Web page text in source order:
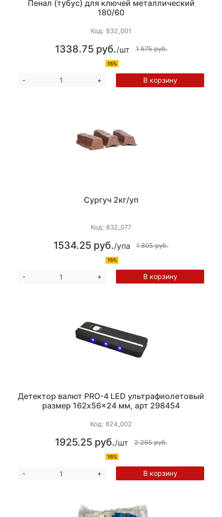
Пенал (тубус) для ключей металлический
180/60
Код: 832_001
1338.75 руб./шт 1 575 руб.
15%
- + В корзину
Сургуч 2кг/уп
Код: 832_077
1534.25 руб./упа 1 805 руб.
15%
- + В корзину
Детектор валют PRO-4 LED ультрафиолетовый
размер 162x56x24 мм, арт 298454
Код: 824_002
1925.25 руб./шт 2 265 руб.
15%
- + В корзину